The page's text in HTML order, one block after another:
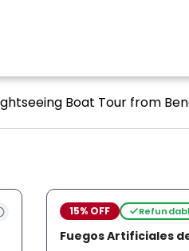
Boat Tour from
15% OFF
Fuegos Artificiales